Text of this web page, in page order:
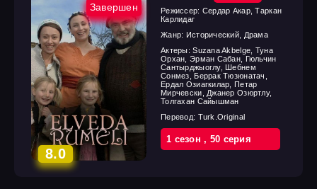
Завершен
8.0
Режиссер: Сердар Акар, Таркан
Карлидаг
Жанр: Исторический, Драма
Актеры:Suzana Akbelge, Туна
Орхан, Эрман Сабан, Гюльчин
Сантырджыоглу, Шебнем
Сонмез, Беррак Тюзюнатач,
Ердал Озиагкилар, Петар
Мирчевски, Джанер Озюртлу,
Толгахан Сайышман
Перевод: Turk.Original
1 cезон, 50 cерия